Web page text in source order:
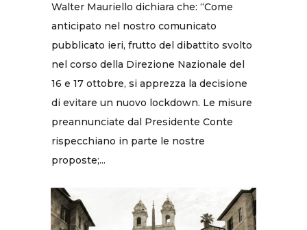
Walter Mauriello dichiara che: “Come
anticipato nel nostro comunicato
pubblicato ieri, frutto del dibattito svolto
nel corso della Direzione Nazionale del
16 e 17 ottobre, si apprezza la decisione
di evitare un nuovo lockdown. Le misure
preannunciate dal Presidente Conte
rispecchiano in parte le nostre
proposte;...